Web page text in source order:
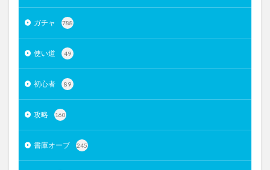
ガチャ 788
使い道 49
初心者 89
攻略 160
書庫オーブ 245